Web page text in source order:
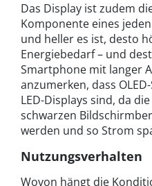
Das Display ist zudem
Komponente eines
und heller es ist, desto
Energiebedarf – und
Smartphone mit langer
anzumerken, dass
LED-Displays sind, da
schwarzen
werden und so Strom
Nutzungsverhalten
Wovon hängt die